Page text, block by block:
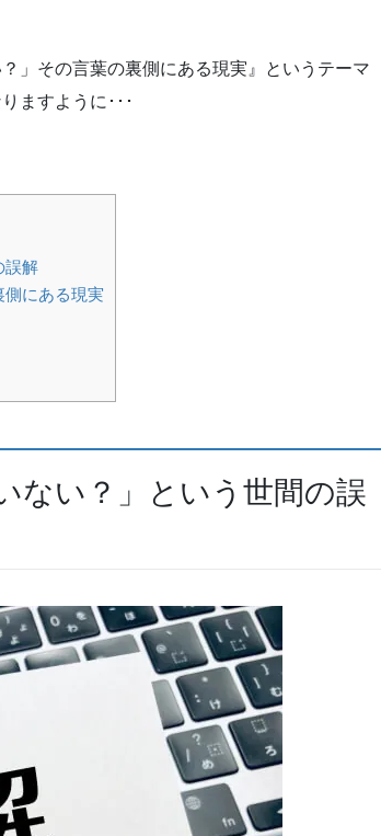
」その言葉の裏側にある現実』というテーマ
ますように･･･
誤解
側にある現実
ない？」という世間の誤